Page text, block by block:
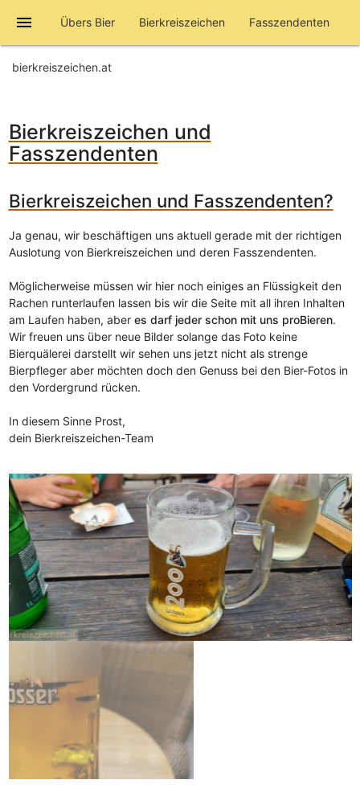
menu Übers Bier Bierkreiszeichen Fasszendenten
bierkreiszeichen.at
Bierkreiszeichen und
Fasszendenten
Bierkreiszeichen und Fasszendenten?
Ja genau, wir beschäftigen uns aktuell gerade mit der richtigen
Auslotung von Bierkreiszeichen und deren Fasszendenten.
Möglicherweise müssen wir hier noch einiges an Flüssigkeit den
Rachen runterlaufen lassen bis wir die Seite mit all ihren Inhalten
am Laufen haben, aber es darf jeder schon mit uns proBieren.
Wir freuen uns über neue Bilder solange das Foto keine
Bierquälerei darstellt wir sehen uns jetzt nicht als strenge
Bierpfleger aber möchten doch den Genuss bei den Bier-Fotos in
den Vordergrund rücken.
In diesem Sinne Prost,
dein Bierkreiszeichen-Team